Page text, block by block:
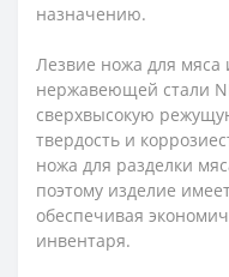
назначению.
Лезвие ножа для мяса
нержавеющей стали
сверхвысокую
твердость и
ножа для разделки
поэтому изделие
обеспечивая
инвентаря.